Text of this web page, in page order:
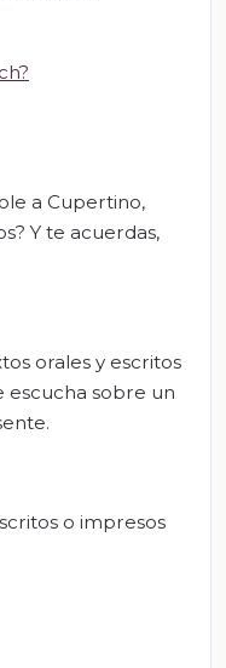
a Cupertino,
Y te acuerdas,
orales y escritos
escucha sobre un
o impresos